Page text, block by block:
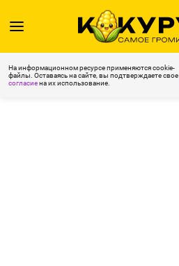
На информационном ресурсе применяются cookie-
файлы. Оставаясь на сайте, вы подтверждаете свое
согласиена их использование.